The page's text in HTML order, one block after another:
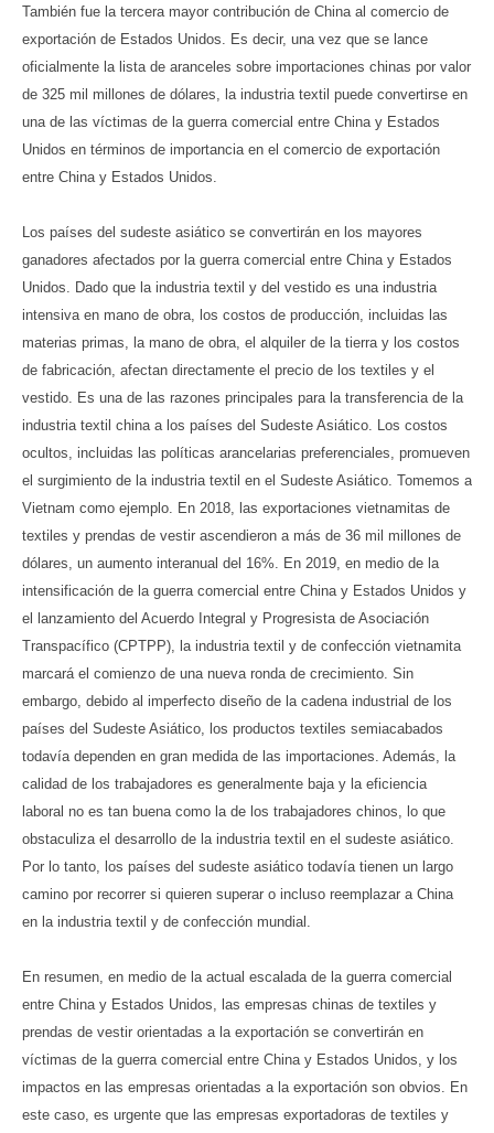
También fue la tercera mayor contribución de China al comercio de
exportación de Estados Unidos. Es decir, una vez que se lance
oficialmente la lista de aranceles sobre importaciones chinas por valor
de 325 mil millones de dólares, la industria textil puede convertirse en
una de las víctimas de la guerra comercial entre China y Estados
Unidos en términos de importancia en el comercio de exportación
entre China y Estados Unidos.
Los países del sudeste asiático se convertirán en los mayores
ganadores afectados por la guerra comercial entre China y Estados
Unidos. Dado que la industria textil y del vestido es una industria
intensiva en mano de obra, los costos de producción, incluidas las
materias primas, la mano de obra, el alquiler de la tierra y los costos
de fabricación, afectan directamente el precio de los textiles y el
vestido. Es una de las razones principales para la transferencia de la
industria textil china a los países del Sudeste Asiático. Los costos
ocultos, incluidas las políticas arancelarias preferenciales, promueven
el surgimiento de la industria textil en el Sudeste Asiático. Tomemos a
Vietnam como ejemplo. En 2018, las exportaciones vietnamitas de
textiles y prendas de vestir ascendieron a más de 36 mil millones de
dólares, un aumento interanual del 16%. En 2019, en medio de la
intensificación de la guerra comercial entre China y Estados Unidos y
el lanzamiento del Acuerdo Integral y Progresista de Asociación
Transpacífico (CPTPP), la industria textil y de confección vietnamita
marcará el comienzo de una nueva ronda de crecimiento. Sin
embargo, debido al imperfecto diseño de la cadena industrial de los
países del Sudeste Asiático, los productos textiles semiacabados
todavía dependen en gran medida de las importaciones. Además, la
calidad de los trabajadores es generalmente baja y la eficiencia
laboral no es tan buena como la de los trabajadores chinos, lo que
obstaculiza el desarrollo de la industria textil en el sudeste asiático.
Por lo tanto, los países del sudeste asiático todavía tienen un largo
camino por recorrer si quieren superar o incluso reemplazar a China
en la industria textil y de confección mundial.
En resumen, en medio de la actual escalada de la guerra comercial
entre China y Estados Unidos, las empresas chinas de textiles y
prendas de vestir orientadas a la exportación se convertirán en
víctimas de la guerra comercial entre China y Estados Unidos, y los
impactos en las empresas orientadas a la exportación son obvios. En
este caso, es urgente que las empresas exportadoras de textiles y